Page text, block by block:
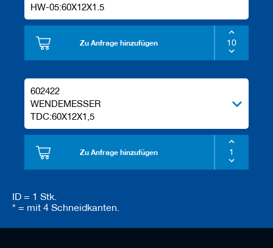
HW-05:60X12X1.5
Zu Anfrage hinzufügen
602422
WENDEMESSER
TDC:60X12X1,5
Zu Anfrage hinzufügen
ID = 1 Stk.
* = mit 4 Schneidkanten.